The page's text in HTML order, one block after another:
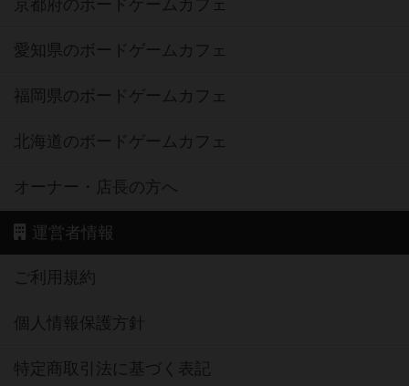
京都府のボードゲームカフェ
愛知県のボードゲームカフェ
福岡県のボードゲームカフェ
北海道のボードゲームカフェ
オーナー・店長の方へ
運営者情報
ご利用規約
個人情報保護方針
特定商取引法に基づく表記